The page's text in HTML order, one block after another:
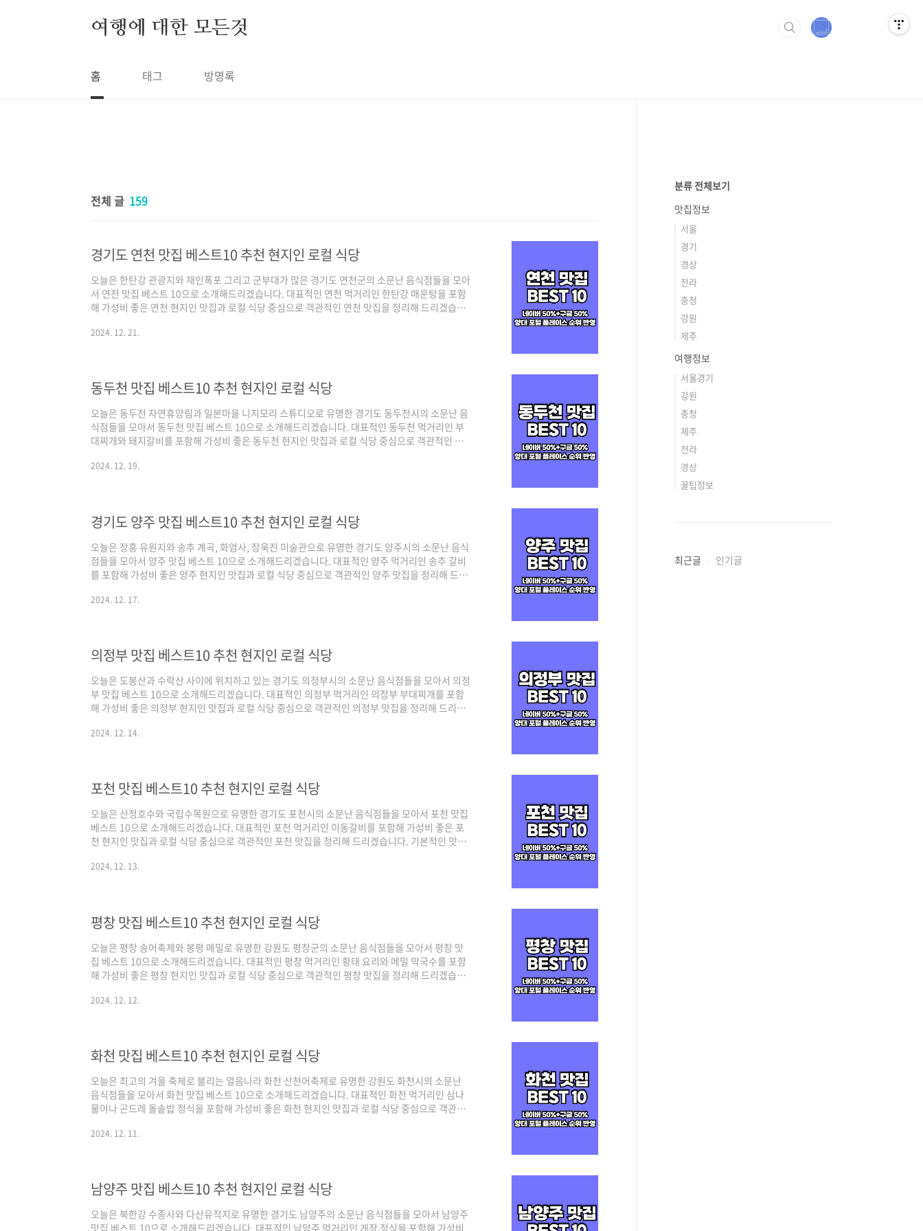
여행에 대한 모든것
홈 태그 방명록
전체 글 159
경기도 연천 맛집 베스트10 추천 현지인 로컬 식당
오늘은 한탄강 관광지와 재인폭포 그리고 군부대가 많은 경기도 연천군의 소문난 음식점들을 모아
서 연천 맛집 베스트 10으로 소개해드리겠습니다. 대표적인 연천 먹거리인 한탄강 매운탕을 포함
해 가성비 좋은 연천 현지인 맛집과 로컬 식당 중심으로 객관적인 연천 맛집을 정리해 드리겠습니
며, 각 포털의 검색 기준은 네이버의 경우 최근 사람들이 많이 찾는 트래픽 높은 곳 중심으로, 구글
2024. 12. 21.
동두천 맛집 베스트10 추천 현지인 로컬 식당
오늘은 동두천 자연휴양림과 일본마을 니지모리 스튜디오로 유명한 경기도 동두천시의 소문난 음
식점들을 모아서 동두천 맛집 베스트 10으로 소개해드리겠습니다. 대표적인 동두천 먹거리인 부
대찌개와 돼지갈비를 포함해 가성비 좋은 동두천 현지인 맛집과 로컬 식당 중심으로 객관적인 동
스 순위를 체크하여 선정하였으며, 각 포털의 검색 기준은 네이버의 경우 최근 사람들이 많이 찾는
2024. 12. 19.
경기도 양주 맛집 베스트10 추천 현지인 로컬 식당
오늘은 장흥 유원지와 송추 계곡, 화엄사, 장욱진 미술관으로 유명한 경기도 양주시의 소문난 음식
점들을 모아서 양주 맛집 베스트 10으로 소개해드리겠습니다. 대표적인 양주 먹거리인 송추 갈비
를 포함해 가성비 좋은 양주 현지인 맛집과 로컬 식당 중심으로 객관적인 양주 맛집을 정리해 드리
하였으며, 각 포털의 검색 기준은 네이버의 경우 최근 사람들이 많이 찾는 트래픽 높은 곳 중심으
2024. 12. 17.
의정부 맛집 베스트10 추천 현지인 로컬 식당
오늘은 도봉산과 수락산 사이에 위치하고 있는 경기도 의정부시의 소문난 음식점들을 모아서 의정
부 맛집 베스트 10으로 소개해드리겠습니다. 대표적인 의정부 먹거리인 의정부 부대찌개를 포함
해 가성비 좋은 의정부 현지인 맛집과 로컬 식당 중심으로 객관적인 의정부 맛집을 정리해 드리겠
였으며, 각 포털의 검색 기준은 네이버의 경우 최근 사람들이 많이 찾는 트래픽 높은 곳 중심으로,
2024. 12. 14.
포천 맛집 베스트10 추천 현지인 로컬 식당
오늘은 산정호수와 국립수목원으로 유명한 경기도 포천시의 소문난 음식점들을 모아서 포천 맛집
베스트 10으로 소개해드리겠습니다. 대표적인 포천 먹거리인 이동갈비를 포함해 가성비 좋은 포
천 현지인 맛집과 로컬 식당 중심으로 객관적인 포천 맛집을 정리해 드리겠습니다. 기본적인 맛집
기준은 네이버의 경우 최근 사람들이 많이 찾는 트래픽 높은 곳 중심으로, 구글은 전통적인 로컬 지
2024. 12. 13.
평창 맛집 베스트10 추천 현지인 로컬 식당
오늘은 평창 송어축제와 봉평 메밀로 유명한 강원도 평창군의 소문난 음식점들을 모아서 평창 맛
집 베스트 10으로 소개해드리겠습니다. 대표적인 평창 먹거리인 황태 요리와 메밀 막국수를 포함
해 가성비 좋은 평창 현지인 맛집과 로컬 식당 중심으로 객관적인 평창 맛집을 정리해 드리겠습니
며, 각 포털의 검색 기준은 네이버의 경우 최근 사람들이 많이 찾는 트래픽 높은 곳 중심으로, 구글
2024. 12. 12.
화천 맛집 베스트10 추천 현지인 로컬 식당
오늘은 최고의 겨울 축제로 불리는 얼음나라 화천 산천어축제로 유명한 강원도 화천시의 소문난
음식점들을 모아서 화천 맛집 베스트 10으로 소개해드리겠습니다. 대표적인 화천 먹거리인 삼나
물이나 곤드레 돌솥밥 정식을 포함해 가성비 좋은 화천 현지인 맛집과 로컬 식당 중심으로 객관적
이스 순위를 체크하여 선정하였으며, 각 포털의 검색 기준은 네이버의 경우 최근 사람들이 많이 찾
2024. 12. 11.
남양주 맛집 베스트10 추천 현지인 로컬 식당
오늘은 북한강 수종사와 다산유적지로 유명한 경기도 남양주의 소문난 음식점들을 모아서 남양주
맛집 베스트 10으로 소개해드리겠습니다. 대표적인 남양주 먹거리인 게장 정식을 포함해 가성비
분류 전체보기
맛집정보
서울
경기
경상
전라
충청
강원
제주
여행정보
서울경기
강원
충청
제주
전라
경상
꿀팁정보
최근글 인기글